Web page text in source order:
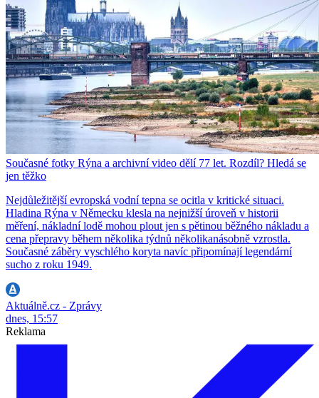
Současné fotky Rýna a archivní video dělí 77 let. Rozdíl? Hledá se
jen těžko
Nejdůležitější evropská vodní tepna se ocitla v kritické situaci.
Hladina Rýna v Německu klesla na nejnižší úroveň v historii
měření, nákladní lodě mohou plout jen s pětinou běžného nákladu a
cena přepravy během několika týdnů několikanásobně vzrostla.
Současné záběry vyschlého koryta navíc připomínají legendární
sucho z roku 1949.
Aktuálně.cz - Zprávy
dnes, 15:57
Reklama